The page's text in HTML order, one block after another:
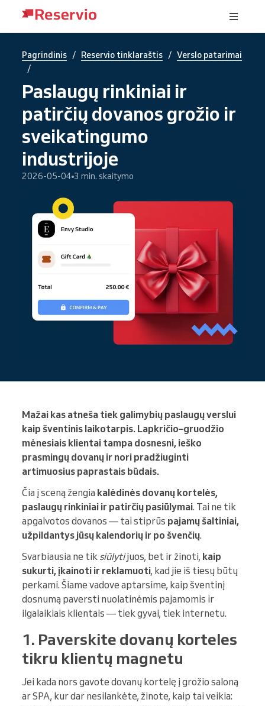
Pagrindinis / Reservio tinklaraštis / Verslo patarimai
/
Paslaugų rinkiniai ir
patirčių dovanos grožio ir
sveikatingumo
industrijoje
2026-05-04 3 min. skaitymo
Mažai kas atneša tiek galimybių paslaugų verslui
kaip šventinis laikotarpis. Lapkričio–gruodžio
mėnesiais klientai tampa dosnesni, ieško
prasmingų dovanų ir nori pradžiuginti
artimuosius paprastais būdais.
Čia į sceną žengia kalėdinės dovanų kortelės,
paslaugų rinkiniai ir patirčių pasiūlymai. Tai ne tik
apgalvotos dovanos — tai stiprūs pajamų šaltiniai,
užpildantys jūsų kalendorių ir po švenčių.
Svarbiausia ne tik siūlytijuos, bet ir žinoti, kaip
sukurti, įkainoti ir reklamuoti, kad jie iš tiesų būtų
perkami. Šiame vadove aptarsime, kaip šventinį
dosnumą paversti nuolatinėmis pajamomis ir
ilgalaikiais klientais — tiek gyvai, tiek internetu.
1. Paverskite dovanų korteles
tikru klientų magnetu
Jei kada nors gavote dovanų kortelę į grožio saloną
ar SPA, kur dar nesilankėte, žinote, kaip tai veikia: